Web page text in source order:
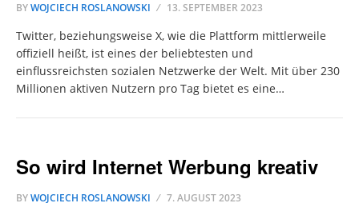
BYWOJCIECH ROSLANOWSKI 13. SEPTEMBER 2023
Twitter, beziehungsweise X, wie die Plattform mittlerweile
offiziell heißt, ist eines der beliebtesten und
einflussreichsten sozialen Netzwerke der Welt. Mit über 230
Millionen aktiven Nutzern pro Tag bietet es eine…
So wird Internet Werbung kreativ
BYWOJCIECH ROSLANOWSKI 7. AUGUST 2023